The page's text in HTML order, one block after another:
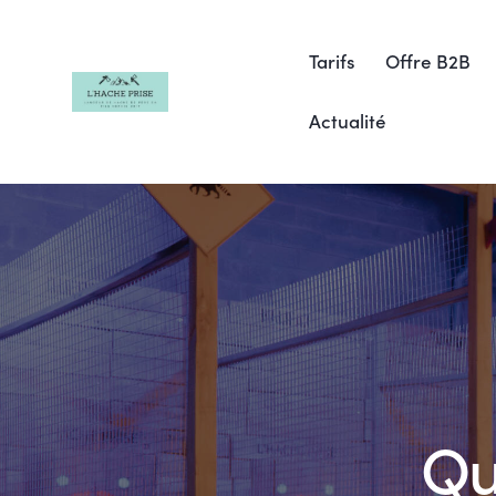
Tarifs Offre B2B
Actualité
Offre B2B